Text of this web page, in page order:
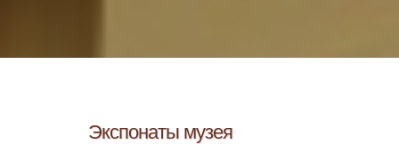
Экспонаты музея